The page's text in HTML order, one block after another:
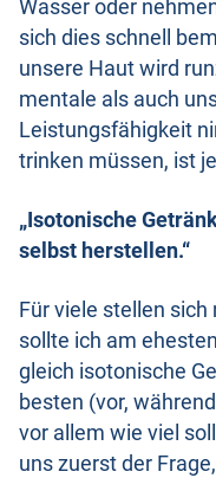
Wasser oder
sich dies schnell
unsere Haut wird
mentale als auch
Leistungsfähigkeit
trinken müssen, ist
„Isotonische
selbst herstellen.“
Für viele stellen sich
sollte ich am
gleich isotonische
besten (vor,
vor allem wie viel
uns zuerst der